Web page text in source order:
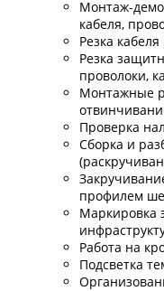
Монтаж-
кабеля,
Резка
Резка
проволоки,
Монтажные
Проверка
Сборка и
профилем
Маркировка
Работа на
Подсветка